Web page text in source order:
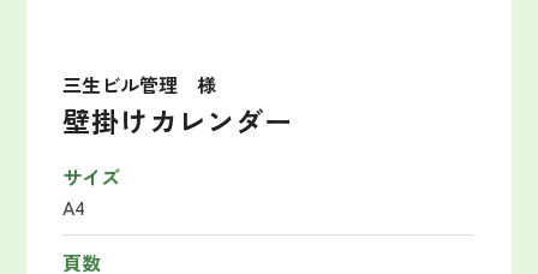
三生ビル管理 様
壁掛けカレンダー
サイズ
A4
頁数